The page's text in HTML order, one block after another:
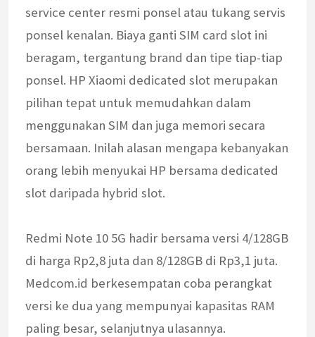
service center resmi ponsel atau tukang servis
ponsel kenalan. Biaya ganti SIM card slot ini
beragam, tergantung brand dan tipe tiap-tiap
ponsel. HP Xiaomi dedicated slot merupakan
pilihan tepat untuk memudahkan dalam
menggunakan SIM dan juga memori secara
bersamaan. Inilah alasan mengapa kebanyakan
orang lebih menyukai HP bersama dedicated
slot daripada hybrid slot.
Redmi Note 10 5G hadir bersama versi 4/128GB
di harga Rp2,8 juta dan 8/128GB di Rp3,1 juta.
Medcom.id berkesempatan coba perangkat
versi ke dua yang mempunyai kapasitas RAM
paling besar, selanjutnya ulasannya.